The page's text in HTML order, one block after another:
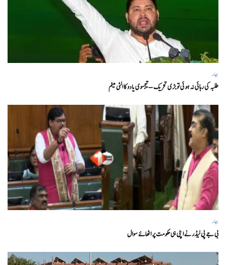
بہار
طلبہ کی رہائی نہ ہوئی تو بڑی تحریک – تیجسوی یادو کا الٹی میٹم
بہار
بی جے پی لیڈر نے اپنی ہی حکومت پر اٹھائے سوال